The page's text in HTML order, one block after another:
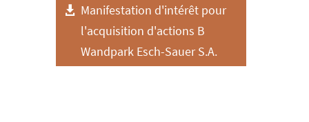
Manifestation d'intérêt pour
l'acquisition d'actions B
Wandpark Esch-Sauer S.A.